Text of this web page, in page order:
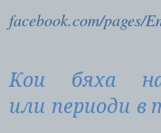
facebook.com/pages/
Кои бяха
или периоди в